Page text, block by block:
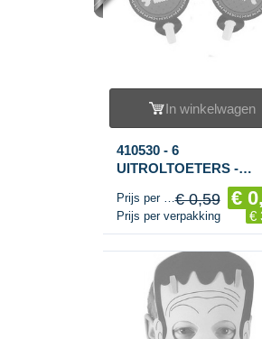
In winkelwagen
410530 - 6
UITROLTOETERS -
"PIRATE PARTY"
Prijs per stuk€ 0,59 €
Prijs per verpakking €